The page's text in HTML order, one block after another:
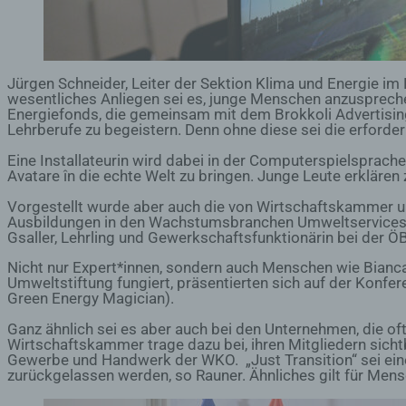
Jürgen Schneider, Leiter der Sektion Klima und Energie
wesentliches Anliegen sei es, junge Menschen
Energiefonds, die gemeinsam mit dem Brokkoli
Lehrberufe zu begeistern. Denn ohne diese sei die
Eine Installateurin wird dabei in der
Avatare în die echte Welt zu bringen. Junge Leute
Vorgestellt wurde aber auch die von
Ausbildungen in den Wachstumsbranchen
Gsaller, Lehrling und Gewerkschaftsfunktionärin bei der
Nicht nur Expert*innen, sondern auch Menschen wie
Umweltstiftung fungiert, präsentierten sich auf der
Green Energy Magician).
Ganz ähnlich sei es aber auch bei den Unternehmen, die
Wirtschaftskammer trage dazu bei, ihren Mitgliedern
Gewerbe und Handwerk der WKO. „Just Transition“ sei
zurückgelassen werden, so Rauner. Ähnliches gilt für